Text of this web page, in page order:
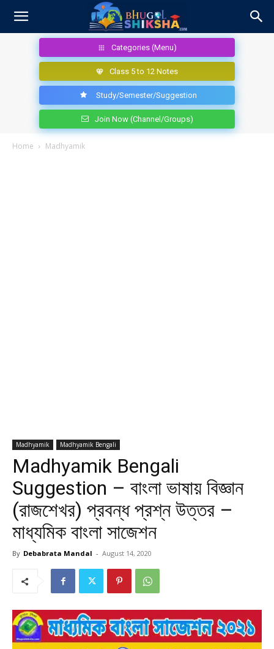
Categories (Menu)
Class 5 to 12 Notes
Study/Semester/Suggestion
Join Now (Channel/Groups)
Home Madhyamik
Madhyamik Madhyamik Bengali
Madhyamik Bengali
Suggestion – বাংলা ভাষায় বিজ্ঞান
(রাজশেখর) প্রবন্ধ প্রশ্ন উত্তর –
মাধ্যমিক বাংলা সাজেশন
By Debabrata Mandal - August 14, 2020